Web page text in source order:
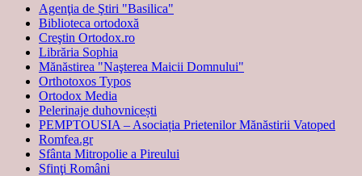
Agenţia de Ştiri "Basilica"
Biblioteca ortodoxă
Creştin Ortodox.ro
Librăria Sophia
Mănăstirea "Naşterea Maicii Domnului"
Orthotoxos Typos
Ortodox Media
Pelerinaje duhovnicești
PEMPTOUSIA – Asociația Prietenilor Mănăstirii Vatoped
Romfea.gr
Sfânta Mitropolie a Pireului
Sfinţi Români